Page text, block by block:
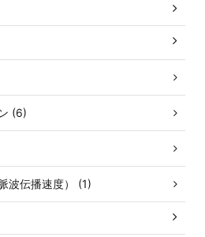
(6)
波伝播速度） (1)